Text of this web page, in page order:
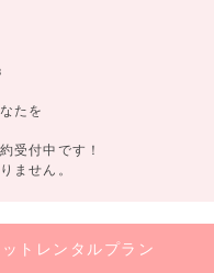
たを
受付中です！
ません。
トレンタルプラン